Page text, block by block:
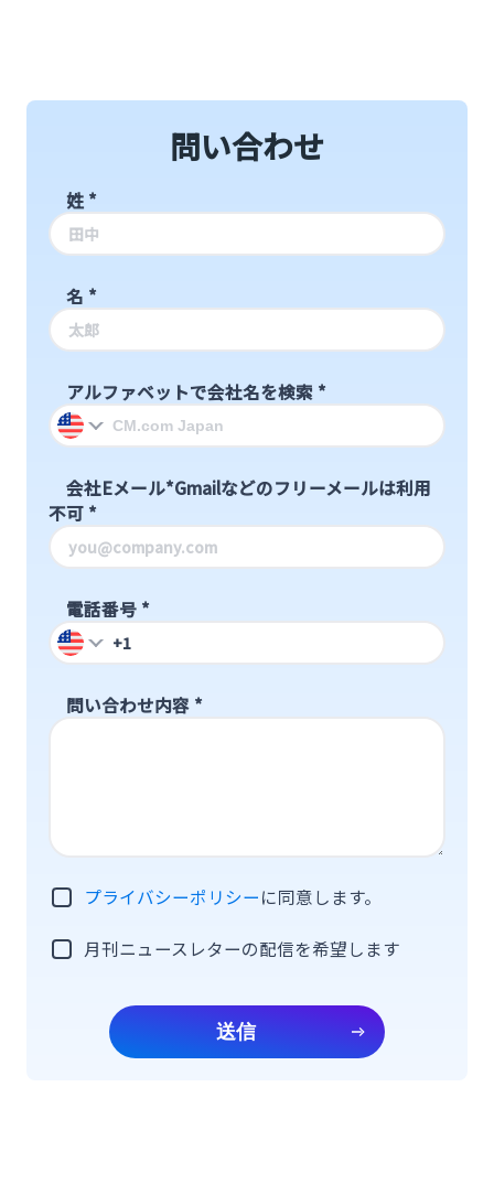
問い合わせ
姓 *
名 *
アルファベットで会社名を検索 *
会社Eメール*Gmailなどのフリーメールは利用
不可 *
電話番号 *
問い合わせ内容 *
プライバシーポリシーに同意します。
月刊ニュースレターの配信を希望します
送信